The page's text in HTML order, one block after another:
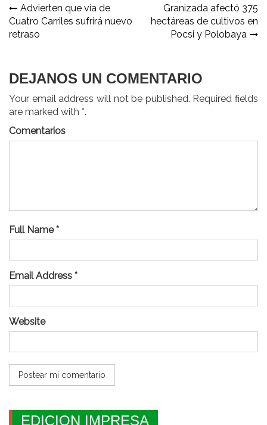
Navegación
de
Advierten que vía de
Cuatro Carriles sufrirá nuevo
retraso
Granizada afectó 375
hectáreas de cultivos en
Pocsi y Polobaya
DEJANOS UN COMENTARIO
Your email address will not be published. Required fields
are marked with *.
Comentarios
Full Name *
Email Address *
Website
EDICION IMPRESA